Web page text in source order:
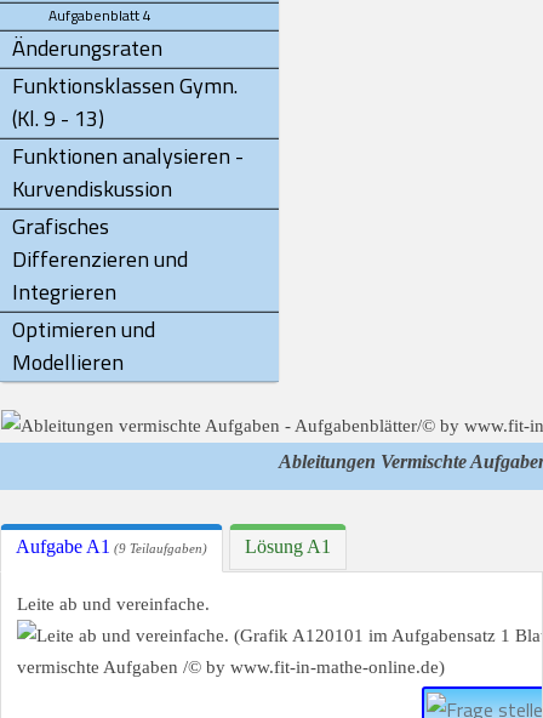
Aufgabenblatt 4
Änderungsraten
Funktionsklassen Gymn.
(Kl. 9 - 13)
Funktionen analysieren -
Kurvendiskussion
Grafisches
Differenzieren und
Integrieren
Optimieren und
Modellieren
Ableitungen Vermischte
Aufgabe A1 (9 Teilaufgaben) Lösung A1
Leite ab und vereinfache.